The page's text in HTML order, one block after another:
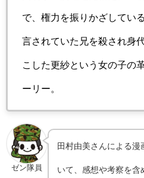
で、権力を振りかざしてい
言されていた兄を殺され身
こした更紗という女の子の
ーリー。
ゼン隊員
田村由美さんによる漫
いて、感想や考察を含